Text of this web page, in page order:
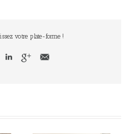
votre plate-forme !